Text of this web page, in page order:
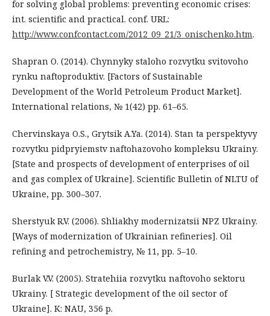
for solving global problems: preventing economic crises:
int. scientific and practical. conf. URL:
http://www.confcontact.com/2012_09_21/3_onischenko.htm.
Shapran O. (2014). Chynnyky staloho rozvytku svitovoho
rynku naftoproduktiv. [Factors of Sustainable
Development of the World Petroleum Product Market].
International relations, № 1(42) рp. 61–65.
Chervinskaya O.S., Grytsik A.Ya. (2014). Stan ta perspektyvy
rozvytku pidpryiemstv naftohazovoho kompleksu Ukrainy.
[State and prospects of development of enterprises of oil
and gas complex of Ukraine]. Scientific Bulletin of NLTU of
Ukraine, pp. 300–307.
Sherstyuk R.V. (2006). Shliakhy modernizatsii NPZ Ukrainy.
[Ways of modernization of Ukrainian refineries]. Oil
refining and petrochemistry, № 11, рр. 5–10.
Burlak V.V. (2005). Stratehiia rozvytku naftovoho sektoru
Ukrainy. [ Strategic development of the oil sector of
Ukraine]. K: NAU, 356 p.